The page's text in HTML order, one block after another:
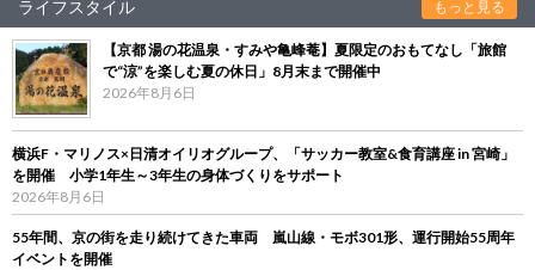
ライフスタイル もっと見る
【京都 湯の花温泉・すみや亀峰菴】夏限定のおもてなし「旅館
で“涼”を楽しむ夏の休日」8月末まで開催中
2026年8月6日
横浜F・マリノス×日清オイリオグループ、「サッカー教室&食育講座 in 宮崎」
を開催 小学1年生～3年生の身体づくりをサポート
2026年8月6日
55年間、京の街を走り続けてきた車両 嵐山線・モボ301形、運行開始55周年
イベントを開催